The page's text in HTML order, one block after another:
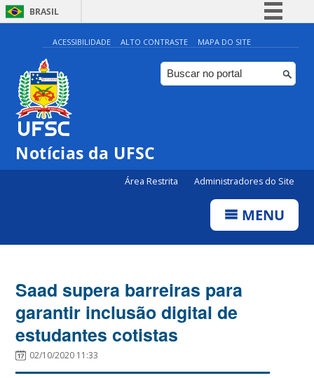
BRASIL
Simplifique!
Comunica BR
Participe
ACESSIBILIDADE ALTO CONTRASTE MAPA DO SITE
Notícias da UFSC
Área Restrita Administradores do Site
MENU
Saad supera barreiras para
garantir inclusão digital de
estudantes cotistas
02/10/2020 11:33